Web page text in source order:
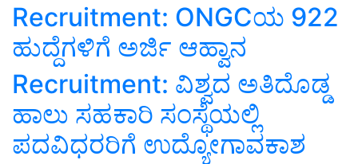
Recruitment: ONGCಯ 922
ಹುದ್ದೆಗಳಿಗೆ ಅರ್ಜಿ ಆಹ್ವಾನ
Recruitment: ವಿಶ್ವದ ಅತಿದೊಡ್ಡ
ಹಾಲು ಸಹಕಾರಿ ಸಂಸ್ಥೆಯಲ್ಲಿ
ಪದವಿಧರರಿಗೆ ಉದ್ಯೋಗಾವಕಾಶ